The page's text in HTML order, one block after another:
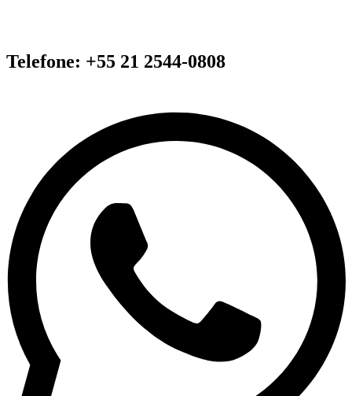
Telefone: +55 21 2544-0808